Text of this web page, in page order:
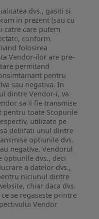
dvs., gasiti si
in prezent (sau cu
catre care putem
conform
folosirea
Vendor-ilor are pre-
permitand
pentru
sau negativa. In
dintre Vendor-i, va
sa ii fie transmise
pentru toate Scopurile
utilizate pe
debifati unul dintre
optiunile dvs.
negative. Vendorul
optiunile dvs., deci
a datelor dvs.,
niciunul dintre
chiar daca dvs.
se regaseste printre
Vendor